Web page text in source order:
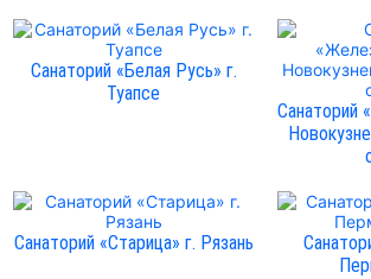
Санаторий «Белая Русь» г.
Туапсе
Санаторий
Санаторий «Старица» г. Рязань